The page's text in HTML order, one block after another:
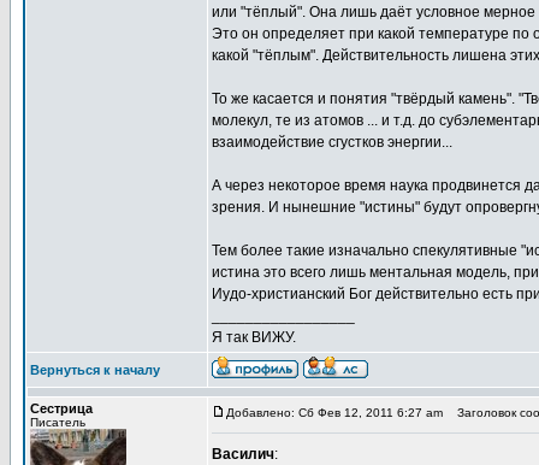
или "тёплый". Она лишь даёт условное
Это он определяет при какой температуре
какой "тёплым". Действительность лишена
То же касается и понятия "твёрдый камень".
молекул, те из атомов ... и т.д. до
взаимодействие сгустков энергии...
А через некоторое время наука продвинется
зрения. И нынешние "истины" будут
Тем более такие изначально спекулятивные
истина это всего лишь ментальная модель,
Иудо-христианский Бог действительно есть
Я так ВИЖУ.
Вернуться к началу
Сестрица
Писатель
Добавлено: Сб Фев 12, 2011 6:27 am Заголовок
Василич: